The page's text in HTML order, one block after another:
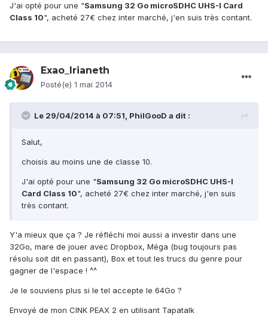
J'ai opté pour une "Samsung 32 Go microSDHC UHS-I Card
Class 10", acheté 27€ chez inter marché, j'en suis très contant.
Exao_Irianeth
Posté(e) 1 mai 2014
Le 29/04/2014 à 07:51, PhilGooD a dit :
Salut,
choisis au moins une de classe 10.
J'ai opté pour une "Samsung 32 Go microSDHC UHS-I
Card Class 10", acheté 27€ chez inter marché, j'en suis
très contant.
Y'a mieux que ça ? Je réfléchi moi aussi a investir dans une
32Go, mare de jouer avec Dropbox, Méga (bug toujours pas
résolu soit dit en passant), Box et tout les trucs du genre pour
gagner de l'espace ! ^^
Je le souviens plus si le tel accepte le 64Go ?
Envoyé de mon CINK PEAX 2 en utilisant Tapatalk